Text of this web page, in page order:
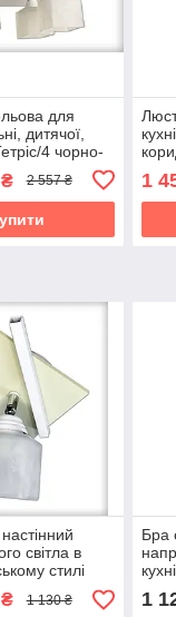
для
дитячої,
4 чорно-
2 557 ₴ 1
світла в
стилі
бежеве
1 130 ₴
Бра
1